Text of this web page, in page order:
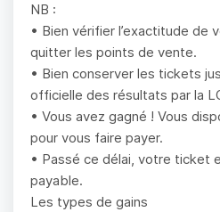
NB :
• Bien vérifier l’exactitude de
quitter les points de vente.
• Bien conserver les tickets
officielle des résultats par la
• Vous avez gagné ! Vous
pour vous faire payer.
• Passé ce délai, votre ticket
payable.
Les types de gains